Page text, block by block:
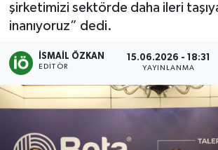
şirketimizi sektörde daha ileri
inanıyoruz” dedi.
İSMAIL ÖZKAN
EDITÖR
15.06.2026 - 18:31
YAYINLANMA
Sağlık
Teknoloji
Turizm
Son Dakika Haberleri
Haber Arşivi